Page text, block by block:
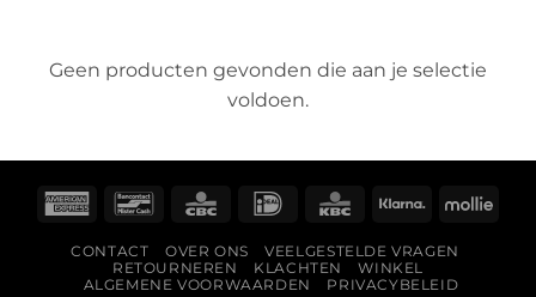
Geen producten gevonden die aan je selectie
voldoen.
American BancontactCBC IDeal KBC Klarna
CONTACT OVER ONS
VEELGESTELDE VRAGEN
RETOURNEREN
KLACHTEN
WINKEL
ALGEMENE VOORWAARDEN
PRIVACYBELEID